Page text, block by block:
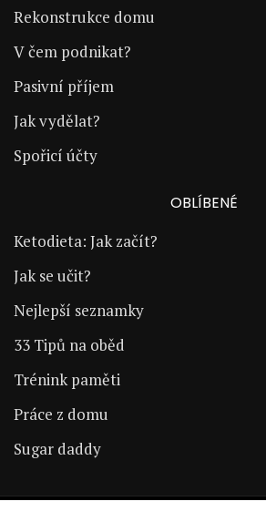
Rekonstrukce domu
V čem podnikat?
Pasivní příjem
Jak vydělat?
Spořicí účty
OBLÍBENÉ
Ketodieta: Jak začít?
Jak se učit?
Nejlepší seznamky
33 Tipů na oběd
Trénink paměti
Práce z domu
Sugar daddy